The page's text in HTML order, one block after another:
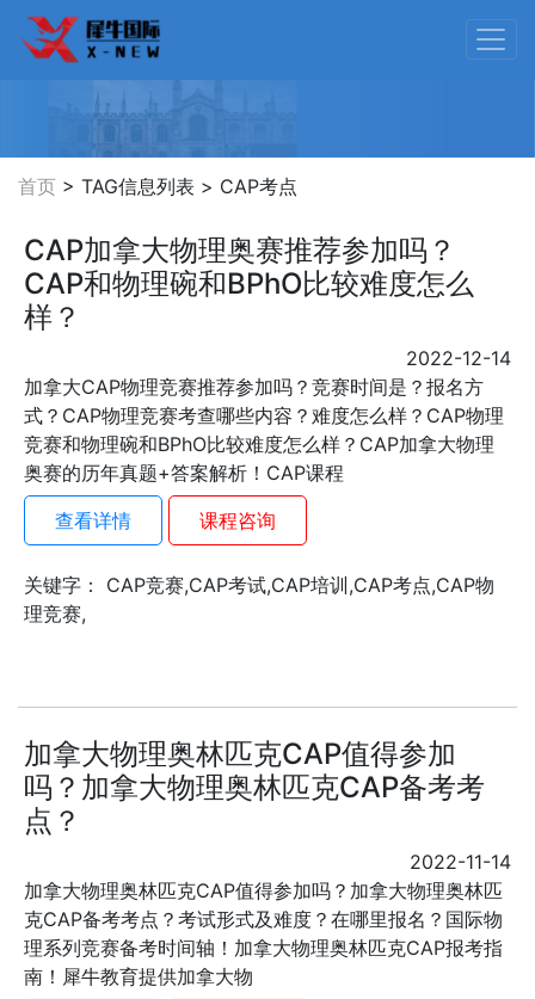
首页 > TAG信息列表 > CAP考点
CAP加拿大物理奥赛推荐参加吗？
CAP和物理碗和BPhO比较难度怎么
样？
2022-12-14
加拿大CAP物理竞赛推荐参加吗？竞赛时间是？报名方
式？CAP物理竞赛考查哪些内容？难度怎么样？CAP物理
竞赛和物理碗和BPhO比较难度怎么样？CAP加拿大物理
奥赛的历年真题+答案解析！CAP课程
查看详情
课程咨询
关键字： CAP竞赛,CAP考试,CAP培训,CAP考点,CAP物
理竞赛,
加拿大物理奥林匹克CAP值得参加
吗？加拿大物理奥林匹克CAP备考考
点？
2022-11-14
加拿大物理奥林匹克CAP值得参加吗？加拿大物理奥林匹
克CAP备考考点？考试形式及难度？在哪里报名？国际物
理系列竞赛备考时间轴！加拿大物理奥林匹克CAP报考指
南！犀牛教育提供加拿大物